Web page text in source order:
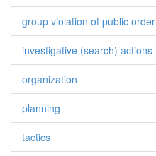
group violation of public order
investigative (search) actions
organization
planning
tactics